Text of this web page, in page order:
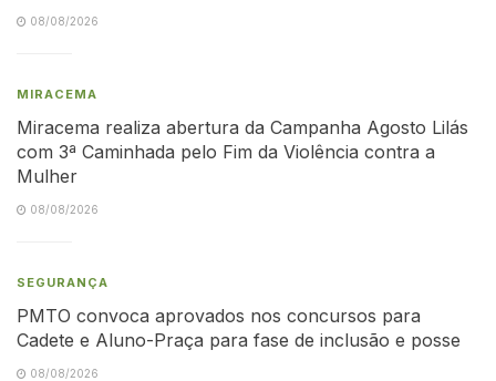
08/08/2026
MIRACEMA
Miracema realiza abertura da Campanha Agosto Lilás
com 3ª Caminhada pelo Fim da Violência contra a
Mulher
08/08/2026
SEGURANÇA
PMTO convoca aprovados nos concursos para
Cadete e Aluno-Praça para fase de inclusão e posse
08/08/2026